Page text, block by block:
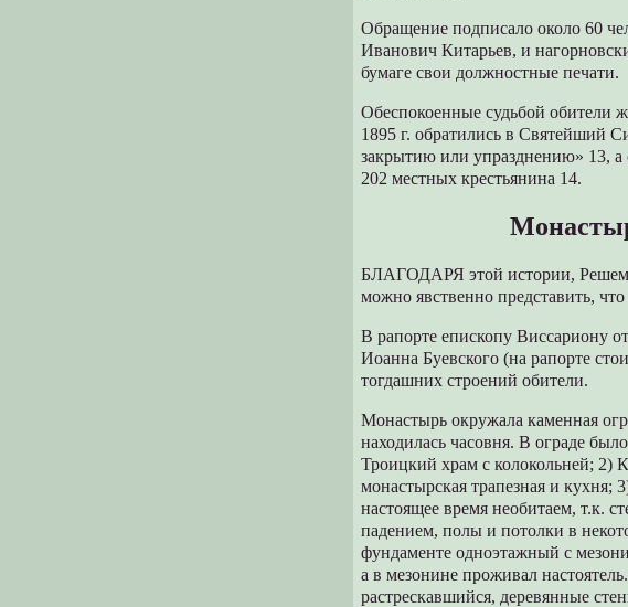
Обращение подписало около 60
Иванович Китарьев, и
бумаге свои должностные печати.
Обеспокоенные судьбой обители
1895 г. обратились в Святейший
закрытию или упразднению» 13,
202 местных крестьянина 14.
БЛАГОДАРЯ этой истории,
можно явственно представить,
В рапорте епископу Виссариону
Иоанна Буевского (на рапорте
тогдашних строений обители.
Монастырь окружала каменная
находилась часовня. В ограде
Троицкий храм с колокольней; 2)
монастырская трапезная и кухня;
настоящее время необитаем, т.к.
падением, полы и потолки в
фундаменте одноэтажный с
а в мезонине проживал
растрескавшийся, деревянные